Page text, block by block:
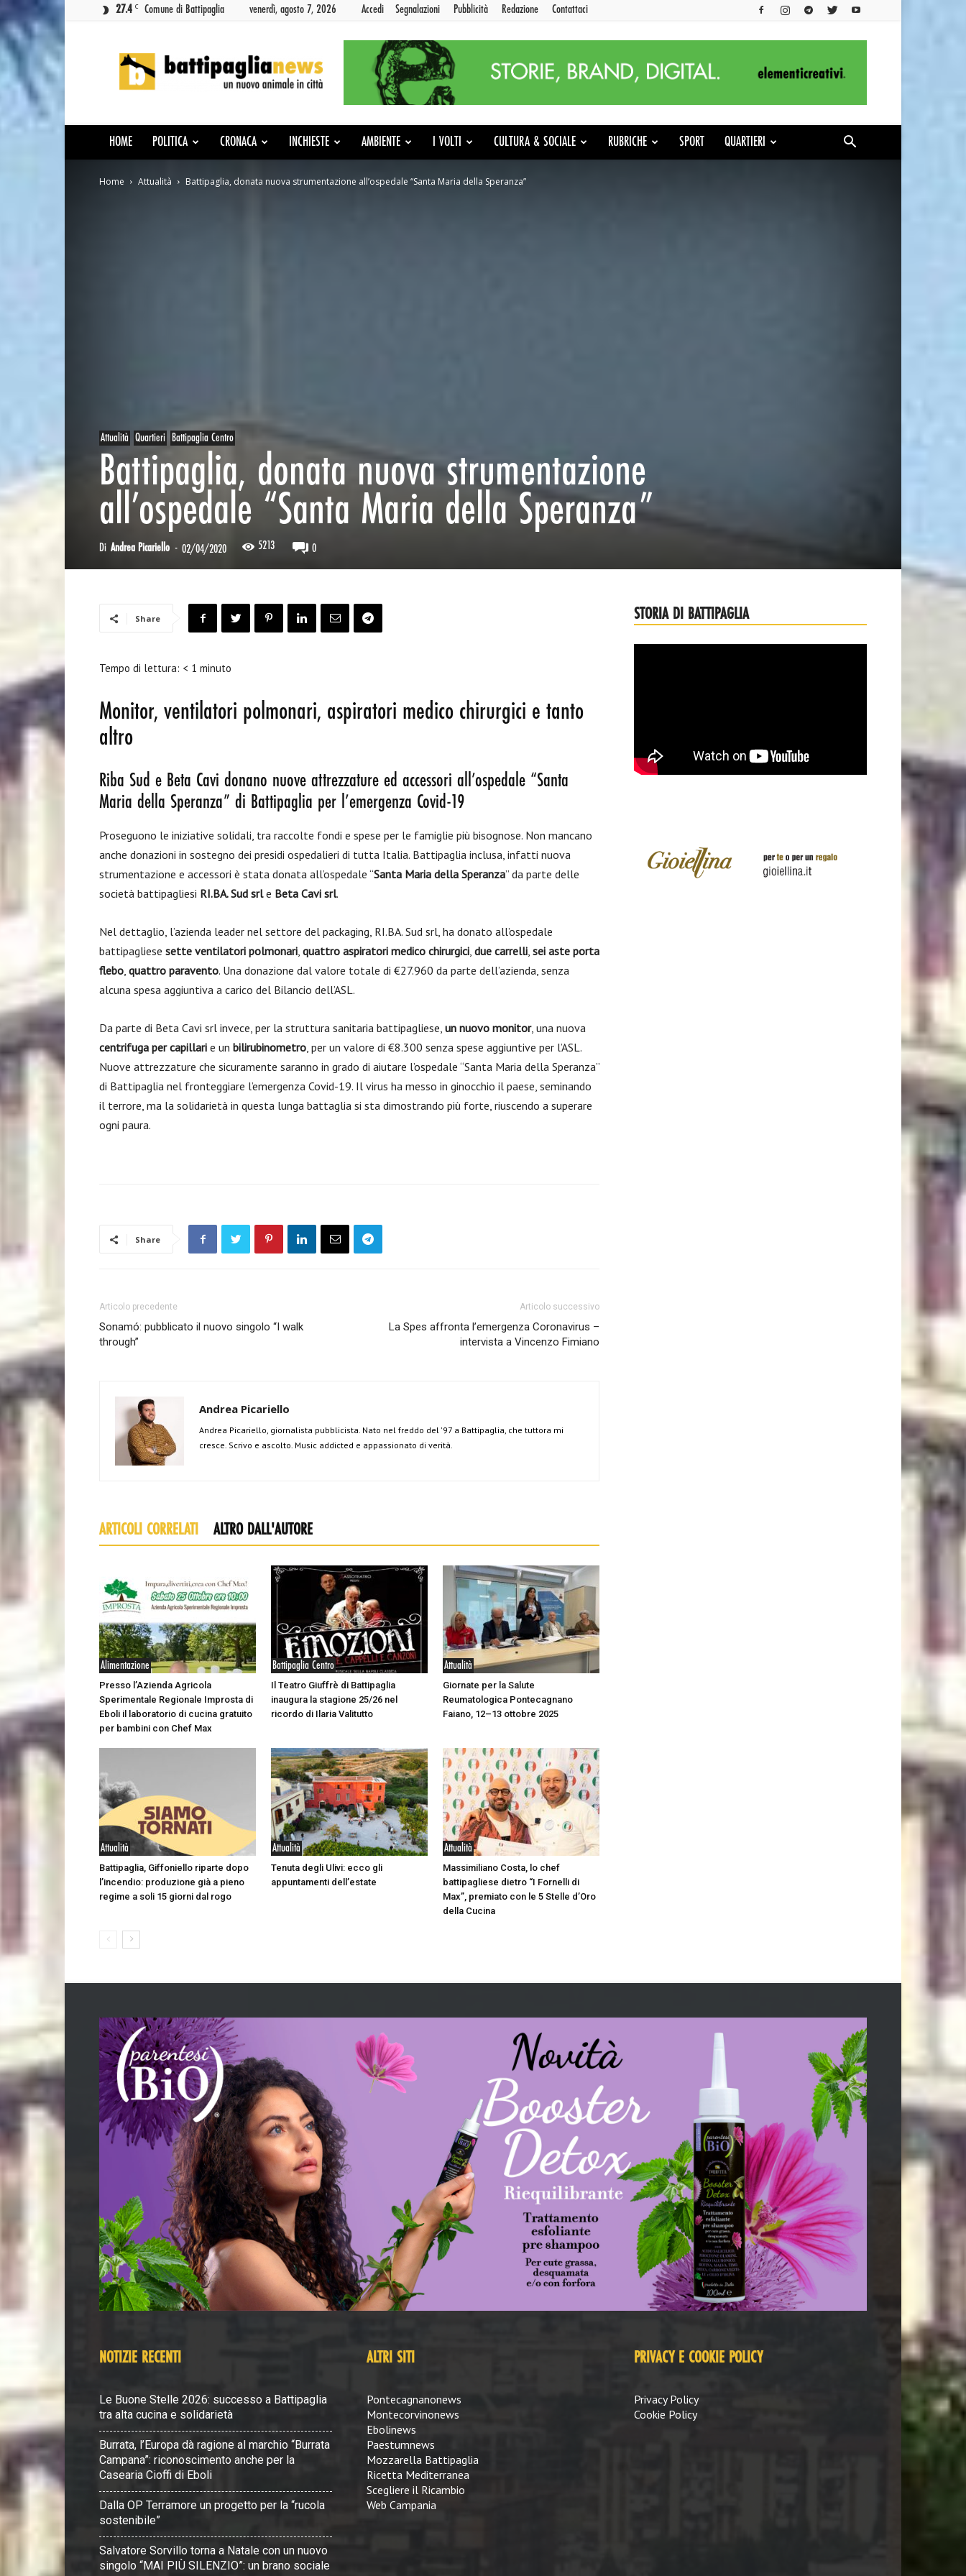
27.4 C Comune di Battipaglia venerdì, agosto 7, 2026 Accedi Segnalazioni Pubblicità Redazione Contattaci
News
HOME POLITICA CRONACA INCHIESTE AMBIENTE I VOLTI CULTURA & SOCIALE RUBRICHE SPORT QUARTIERI
Home Attualità Battipaglia, donata nuova strumentazione all’ospedale “Santa Maria della Speranza”
Attualità Quartieri Battipaglia Centro
Battipaglia, donata nuova strumentazione
all’ospedale “Santa Maria della Speranza”
Di Andrea Picariello - 02/04/2020 5213 0
Share
Tempo di lettura: < 1 minuto
Monitor, ventilatori polmonari, aspiratori medico chirurgici e tanto
altro
Riba Sud e Beta Cavi donano nuove attrezzature ed accessori all’ospedale “Santa
Maria della Speranza” di Battipaglia per l’emergenza Covid-19
Proseguono le iniziative solidali, tra raccolte fondi e spese per le famiglie più bisognose. Non mancano
anche donazioni in sostegno dei presidi ospedalieri di tutta Italia. Battipaglia inclusa, infatti nuova
strumentazione e accessori è stata donata all’ospedale “Santa Maria della Speranza” da parte delle
società battipagliesi RI.BA. Sud srle Beta Cavi srl.
Nel dettaglio, l’azienda leader nel settore del packaging, RI.BA. Sud srl, ha donato all’ospedale
battipagliese sette ventilatori polmonari, quattro aspiratori medico chirurgici, due carrelli, sei aste porta
flebo, quattro paravento. Una donazione dal valore totale di €27.960 da parte dell’azienda, senza
alcuna spesa aggiuntiva a carico del Bilancio dell’ASL.
Da parte di Beta Cavi srl invece, per la struttura sanitaria battipagliese, un nuovo monitor, una nuova
centrifuga per capillari e un bilirubinometro, per un valore di €8.300 senza spese aggiuntive per l’ASL.
Nuove attrezzature che sicuramente saranno in grado di aiutare l’ospedale “Santa Maria della Speranza”
di Battipaglia nel fronteggiare l’emergenza Covid-19. Il virus ha messo in ginocchio il paese, seminando
il terrore, ma la solidarietà in questa lunga battaglia si sta dimostrando più forte, riuscendo a superare
ogni paura.
Share
Articolo precedente
Sonamó: pubblicato il nuovo singolo “I walk
through”
Articolo successivo
La Spes affronta l’emergenza Coronavirus –
intervista a Vincenzo Fimiano
Andrea Picariello
Andrea Picariello, giornalista pubblicista. Nato nel freddo del '97 a Battipaglia, che tuttora mi
cresce. Scrivo e ascolto. Music addicted e appassionato di verità.
ARTICOLI CORRELATI ALTRO DALL'AUTORE
Alimentazione
Presso l’Azienda Agricola
Sperimentale Regionale Improsta di
Eboli il laboratorio di cucina gratuito
per bambini con Chef Max
Battipaglia Centro
Il Teatro Giuffrè di Battipaglia
inaugura la stagione 25/26 nel
ricordo di Ilaria Valitutto
Attualità
Giornate per la Salute
Reumatologica Pontecagnano
Faiano, 12–13 ottobre 2025
Attualità
Battipaglia, Giffoniello riparte dopo
l’incendio: produzione già a pieno
regime a soli 15 giorni dal rogo
Attualità
Tenuta degli Ulivi: ecco gli
appuntamenti dell’estate
Attualità
Massimiliano Costa, lo chef
battipagliese dietro “I Fornelli di
Max”, premiato con le 5 Stelle d’Oro
della Cucina
STORIA DI BATTIPAGLIA
NOTIZIE RECENTI
Le Buone Stelle 2026: successo a Battipaglia
tra alta cucina e solidarietà
Burrata, l’Europa dà ragione al marchio “Burrata
Campana”: riconoscimento anche per la
Casearia Cioffi di Eboli
Dalla OP Terramore un progetto per la “rucola
sostenibile”
Salvatore Sorvillo torna a Natale con un nuovo
singolo “MAI PIÙ SILENZIO”: un brano sociale
ALTRI SITI
Pontecagnanonews
Montecorvinonews
Ebolinews
Paestumnews
Mozzarella Battipaglia
Ricetta Mediterranea
Scegliere il Ricambio
Web Campania
PRIVACY E COOKIE POLICY
Privacy Policy
Cookie Policy